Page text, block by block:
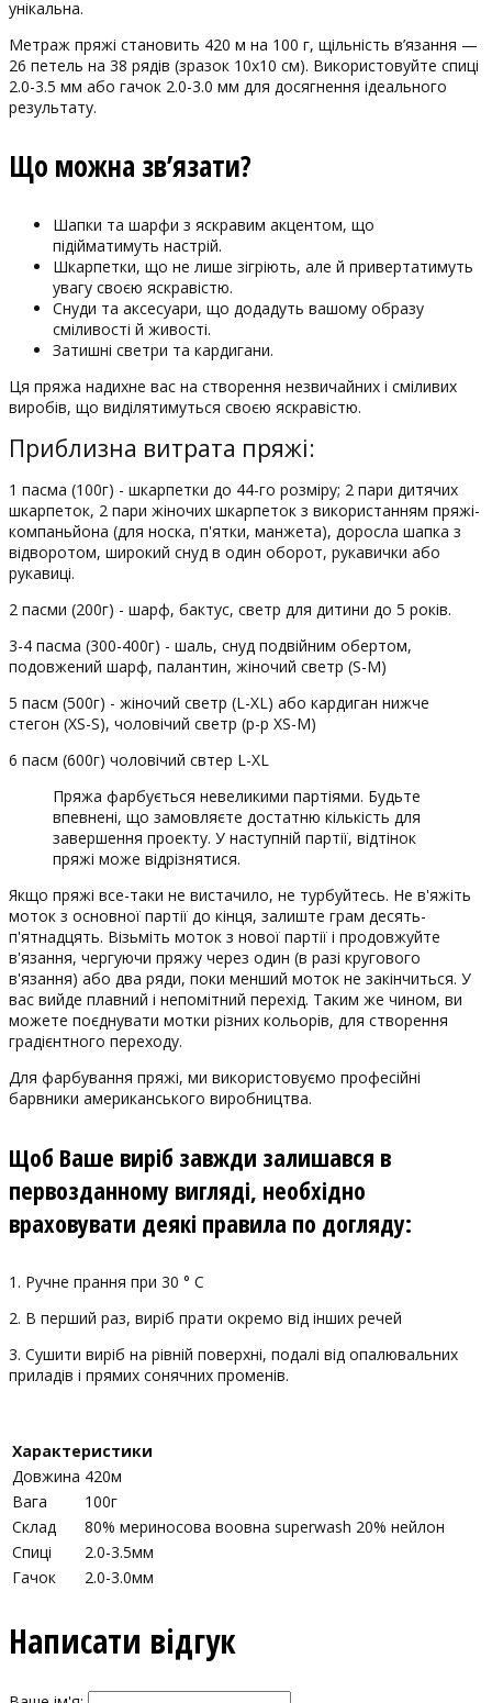
унікальна.
Метраж пряжі становить 420 м на 100 г, щільність в’язання —
26 петель на 38 рядів (зразок 10х10 см). Використовуйте спиці
2.0-3.5 мм або гачок 2.0-3.0 мм для досягнення ідеального
результату.
Що можна зв’язати?
Шапки та шарфи з яскравим акцентом, що
підійматимуть настрій.
Шкарпетки, що не лише зігріють, але й привертатимуть
увагу своєю яскравістю.
Снуди та аксесуари, що додадуть вашому образу
сміливості й живості.
Затишні светри та кардигани.
Ця пряжа надихне вас на створення незвичайних і сміливих
виробів, що виділятимуться своєю яскравістю.
Приблизна витрата пряжі:
1 пасма (100г) - шкарпетки до 44-го розміру; 2 пари дитячих
шкарпеток, 2 пари жіночих шкарпеток з використанням пряжі-
компаньйона (для носка, п'ятки, манжета), доросла шапка з
відворотом, широкий снуд в один оборот, рукавички або
рукавиці.
2 пасми (200г) - шарф, бактус, светр для дитини до 5 років.
3-4 пасма (300-400г) - шаль, снуд подвійним обертом,
подовжений шарф, палантин, жіночий светр (S-М)
5 пасм (500г) - жіночий светр (L-XL) або кардиган нижче
стегон (XS-S), чоловічий светр (р-р XS-M)
6 пасм (600г) чоловічий свтер L-XL
Пряжа фарбується невеликими партіями. Будьте
впевнені, що замовляєте достатню кількість для
завершення проекту. У наступній партії, відтінок
пряжі може відрізнятися.
Якщо пряжі все-таки не вистачило, не турбуйтесь. Не в'яжіть
моток з основної партії до кінця, залиште грам десять-
п'ятнадцять. Візьміть моток з нової партії і продовжуйте
в'язання, чергуючи пряжу через один (в разі кругового
в'язання) або два ряди, поки менший моток не закінчиться. У
вас вийде плавний і непомітний перехід. Таким же чином, ви
можете поєднувати мотки різних кольорів, для створення
градієнтного переходу.
Для фарбування пряжі, ми використовуємо професійні
барвники американського виробництва.
Щоб Ваше виріб завжди залишався в
первозданному вигляді, необхідно
враховувати деякі правила по догляду:
1. Ручне прання при 30 ° С
2. В перший раз, виріб прати окремо від інших речей
3. Сушити виріб на рівній поверхні, подалі від опалювальних
приладів і прямих сонячних променів.
Характеристики
Довжина 420м
Вага
100г
Склад
80% мериносова воовна superwash 20% нейлон
Спиці
2.0-3.5мм
Гачок
2.0-3.0мм
Написати відгук